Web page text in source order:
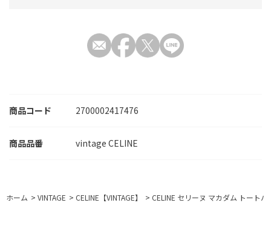
商品コード 2700002417476
vintage CELINE
ホーム > VINTAGE > CELINE【VINTAGE】 > CELINE セリーヌ マカダム トート